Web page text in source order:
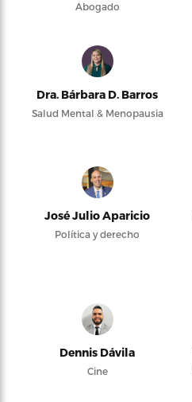
Abogado
Dra. Bárbara D. Barros
Salud Mental & Menopausia
José Julio Aparicio
Política y derecho
Dennis Dávila
Cine